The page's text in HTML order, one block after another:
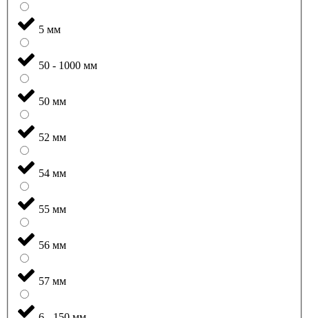
5 мм
50 - 1000 мм
50 мм
52 мм
54 мм
55 мм
56 мм
57 мм